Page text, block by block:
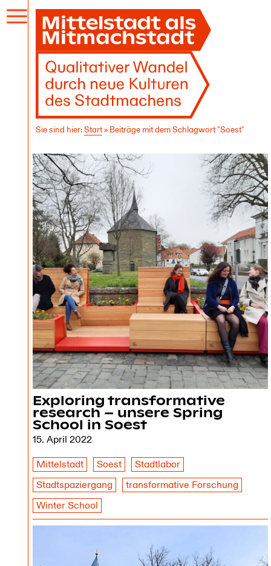
Menü
öffnen
Sie sind hier:Start» Beiträge mit dem Schlagwort "Soest"
Exploring transformative
research – unsere Spring
School in Soest
15. April 2022
Mittelstadt Soest
Stadtlabor
Stadtspaziergang
transformative Forschung
Winter School